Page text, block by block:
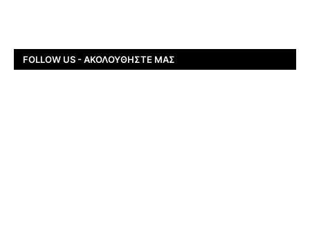
FOLLOW US - ΑΚΟΛΟΥΘΉΣΤΕ ΜΑΣ